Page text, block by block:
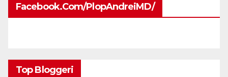
Facebook.com/PlopAndreiMD/
Top Bloggeri